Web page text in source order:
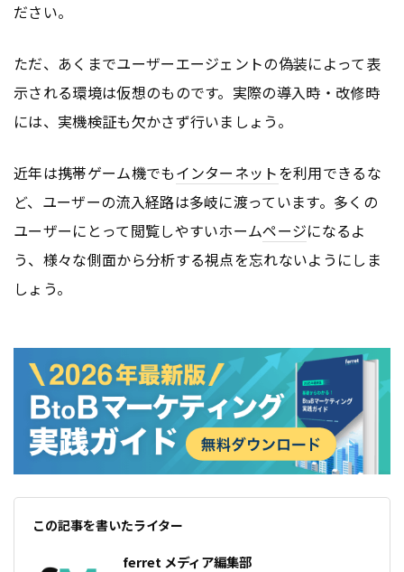
ださい。
ただ、あくまでユーザーエージェントの偽装によって表
示される環境は仮想のものです。実際の導入時・改修時
には、実機検証も欠かさず行いましょう。
近年は携帯ゲーム機でもインターネットを利用できるな
ど、ユーザーの流入経路は多岐に渡っています。多くの
ユーザーにとって閲覧しやすいホームページになるよ
う、様々な側面から分析する視点を忘れないようにしま
しょう。
この記事を書いたライター
ferret メディア編集部